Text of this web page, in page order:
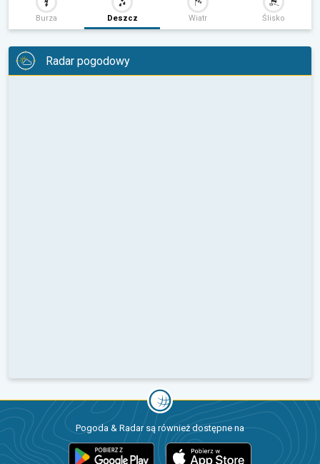
Burza Deszcz Wiatr Ślisko
Radar pogodowy
Pogoda & Radar są również dostępne na